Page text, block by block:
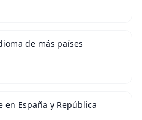
de más países
en España y República